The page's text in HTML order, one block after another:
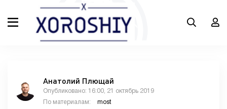
Анатолий Плющай
Опубликовано: 16:00, 21 октябрь 2019
По материалам:
most